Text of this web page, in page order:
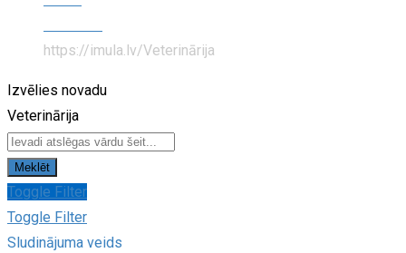
https://imula.lv/Veterinārija
Izvēlies novadu
Veterinārija
Meklēt
Toggle Filter
Toggle Filter
Sludinājuma veids